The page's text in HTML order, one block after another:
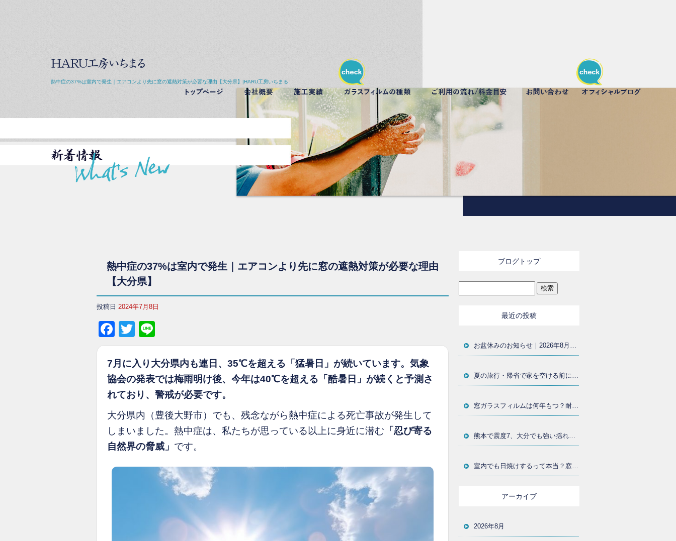
熱中症の37%は室内で発生｜エアコンより先に窓の遮熱対策が必要な理由【大分県】|HARU工房いちまる
熱中症の37%は室内で発生｜エアコンより先に窓の遮熱対策が必要な理由
【大分県】
投稿日 2024年7月8日
Facebook
Twitter
7月に入り大分県内も連日、35℃を超える「猛暑日」が続いています。気象
協会の発表では梅雨明け後、今年は40℃を超える「酷暑日」が続くと予測さ
れており、警戒が必要です。
大分県内（豊後大野市）でも、残念ながら熱中症による死亡事故が発生して
しまいました。熱中症は、私たちが思っている以上に身近に潜む 「忍び寄る
自然界の脅威」 です。
ブログトップ
最近の投稿
お盆休みのお知らせ｜2026年8月11日〜15日まで休業いたします
夏の旅行・帰省で家を空ける前に｜窓まわりの防犯対策と防犯フィルムを大分の施工店が解説
窓ガラスフィルムは何年もつ？耐用年数・貼り替え時期・劣化サインを大分の施工店が解説
熊本で震度7、大分でも強い揺れ｜地震後に確認したい窓ガラスと飛散防止フィルム
室内でも日焼けするって本当？窓からの紫外線対策とUVカットフィルムの選び方を大分の施工店が解説
アーカイブ
2026年8月